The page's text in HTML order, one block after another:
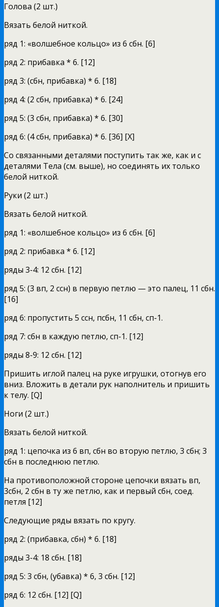
Голова (2 шт.)
Вязать белой ниткой.
ряд 1: «волшебное кольцо» из 6 сбн. [6]
ряд 2: прибавка * 6. [12]
ряд 3: (сбн, прибавка) * 6. [18]
ряд 4: (2 сбн, прибавка) * 6. [24]
ряд 5: (3 сбн, прибавка) * 6. [30]
ряд 6: (4 сбн, прибавка) * 6. [36] [X]
Со связанными деталями поступить так же, как и с
деталями Тела (см. выше), но соединять их только
белой ниткой.
Руки (2 шт.)
Вязать белой ниткой.
ряд 1: «волшебное кольцо» из 6 сбн. [6]
ряд 2: прибавка * 6. [12]
ряды 3-4: 12 сбн. [12]
ряд 5: (3 вп, 2 ссн) в первую петлю — это палец, 11 сбн.
[16]
ряд 6: пропустить 5 ссн, псбн, 11 сбн, сп-1.
ряд 7: сбн в каждую петлю, сп-1. [12]
ряды 8-9: 12 сбн. [12]
Пришить иглой палец на руке игрушки, отогнув его
вниз. Вложить в детали рук наполнитель и пришить
к телу. [Q]
Ноги (2 шт.)
Вязать белой ниткой.
ряд 1: цепочка из 6 вп, сбн во вторую петлю, 3 сбн; 3
сбн в последнюю петлю.
На противоположной стороне цепочки вязать вп,
3сбн, 2 сбн в ту же петлю, как и первый сбн, соед.
петля [12]
Следующие ряды вязать по кругу.
ряд 2: (прибавка, сбн) * 6. [18]
ряды 3-4: 18 сбн. [18]
ряд 5: 3 сбн, (убавка) * 6, 3 сбн. [12]
ряд 6: 12 сбн. [12] [Q]